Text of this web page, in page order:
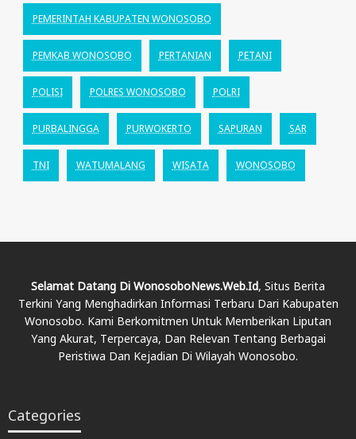
PEMERINTAH KABUPATEN WONOSOBO
PEMKAB WONOSOBO PERTANIAN PETANI
POLISI POLRES WONOSOBO POLRI
PURBALINGGA PURWOKERTO SAPURAN SAR
TNI WATUMALANG WISATA WONOSOBO
Selamat Datang Di WonosoboNews.web.id, Situs Berita
Terkini Yang Menghadirkan Informasi Terbaru Dari Kabupaten
Wonosobo. Kami Berkomitmen Untuk Memberikan Liputan
Yang Akurat, Terpercaya, Dan Relevan Tentang Berbagai
Peristiwa Dan Kejadian Di Wilayah Wonosobo.
Categories